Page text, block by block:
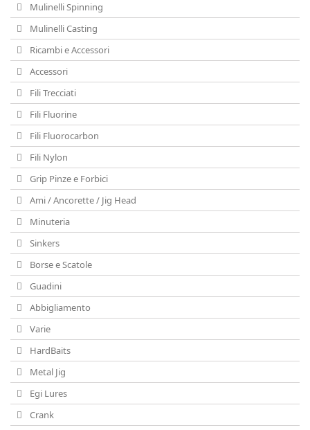
Mulinelli Spinning
Mulinelli Casting
Ricambi e Accessori
Accessori
Fili Trecciati
Fili Fluorine
Fili Fluorocarbon
Fili Nylon
Grip Pinze e Forbici
Ami / Ancorette / Jig Head
Minuteria
Sinkers
Borse e Scatole
Guadini
Abbigliamento
Varie
HardBaits
Metal Jig
Egi Lures
Crank